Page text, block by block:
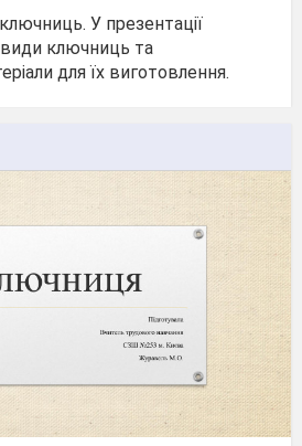
У презентації
види ключниць та
для їх виготовлення.